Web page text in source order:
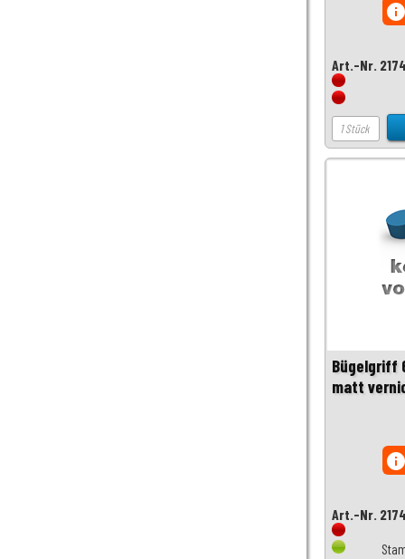
Art.-Nr.
Bügelgriff
matt
Art.-Nr.